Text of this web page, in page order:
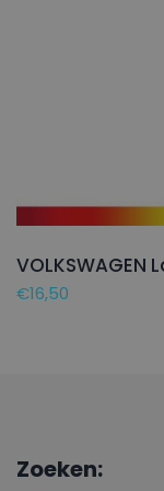
VOLKSWAGEN
€16,50
Zoeken: